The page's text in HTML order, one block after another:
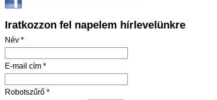
Iratkozzon fel napelem hírlevelünkre
Név *
E-mail cím *
Robotszűrő *